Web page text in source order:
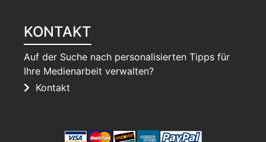
KONTAKT
Auf der Suche nach personalisierten Tipps für
Ihre Medienarbeit verwalten?
Kontakt